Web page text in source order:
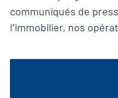
communiqués de
l’immobilier, nos